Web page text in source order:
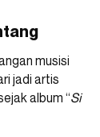
musisi
jadi artis
album “Si